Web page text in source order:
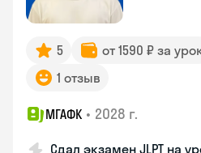
5 от 1590 ₽ за
1 отзыв
МГАФК • 2028 г.
Сдал экзамен JLPT на